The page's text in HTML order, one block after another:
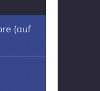
(auf